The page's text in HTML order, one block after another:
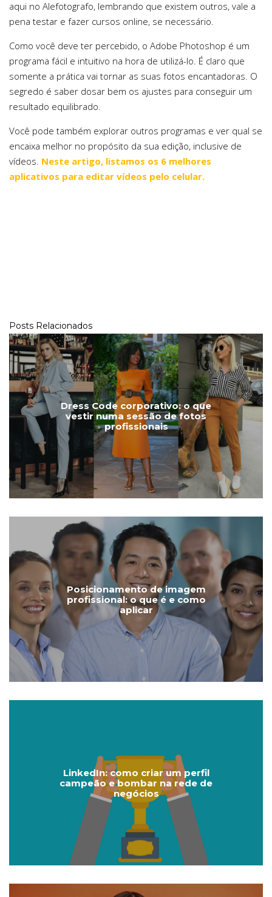
aqui no Alefotografo, lembrando que existem outros, vale a
pena testar e fazer cursos online, se necessário.
Como você deve ter percebido, o Adobe Photoshop é um
programa fácil e intuitivo na hora de utilizá-lo. É claro que
somente a prática vai tornar as suas fotos encantadoras. O
segredo é saber dosar bem os ajustes para conseguir um
resultado equilibrado.
Você pode também explorar outros programas e ver qual se
encaixa melhor no propósito da sua edição, inclusive de
vídeos. Neste artigo, listamos os 6 melhores
aplicativos para editar vídeos pelo celular.
Posts Relacionados
Dress Code corporativo: o que
vestir numa sessão de fotos
profissionais
Posicionamento de imagem
profissional: o que é e como
aplicar
LinkedIn: como criar um perfil
campeão e bombar na rede de
negócios